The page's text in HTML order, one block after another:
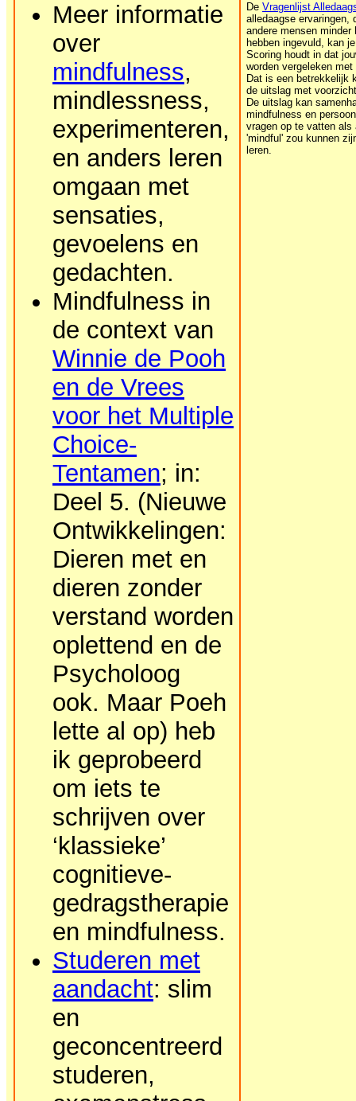
Meer informatie
over
mindfulness,
mindlessness,
experimenteren,
en anders leren
omgaan met
sensaties,
gevoelens en
gedachten.
Mindfulness in
de context van
Winnie de Pooh
en de Vrees
voor het Multiple
Choice-
Tentamen; in:
Deel 5. (Nieuwe
Ontwikkelingen:
Dieren met en
dieren zonder
verstand worden
oplettend en de
Psycholoog
ook. Maar Poeh
lette al op) heb
ik geprobeerd
om iets te
schrijven over
‘klassieke’
cognitieve-
gedragstherapie
en mindfulness.
Studeren met
aandacht: slim
en
geconcentreerd
studeren,
De Vragenlijst
alledaagse ervaringen,
andere mensen minder
hebben ingevuld, kan
Scoring houdt in dat
worden vergeleken
Dat is een betrekkelijk
de uitslag met
De uitslag kan
mindfulness en
vragen op te vatten als
'mindful' zou kunnen
leren.